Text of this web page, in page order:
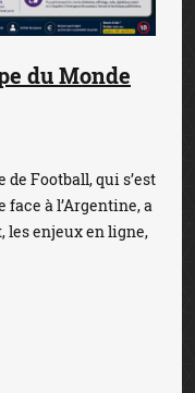
du Monde
de Football, qui s’est
face à l’Argentine, a
les enjeux en ligne,